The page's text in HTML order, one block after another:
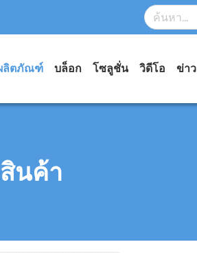
ลิตภัณฑ์ บล็อก โซลูชั่น วิดีโอ ข่า
นค้า